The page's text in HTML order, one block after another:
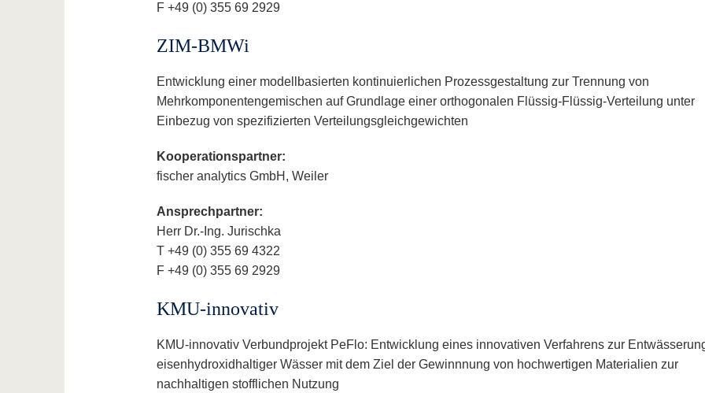
F +49 (0) 355 69 2929
ZIM-BMWi
Entwicklung einer modellbasierten kontinuierlichen Prozessgestaltung zur Trennung von
Mehrkomponentengemischen auf Grundlage einer orthogonalen Flüssig-Flüssig-Verteilung unter
Einbezug von spezifizierten Verteilungsgleichgewichten
Kooperationspartner:
fischer analytics GmbH, Weiler
Ansprechpartner:
Herr Dr.-Ing. Jurischka
T +49 (0) 355 69 4322
F +49 (0) 355 69 2929
KMU-innovativ
KMU-innovativ Verbundprojekt PeFlo: Entwicklung eines innovativen Verfahrens zur
eisenhydroxidhaltiger Wässer mit dem Ziel der Gewinnnung von hochwertigen Materialien zur
nachhaltigen stofflichen Nutzung